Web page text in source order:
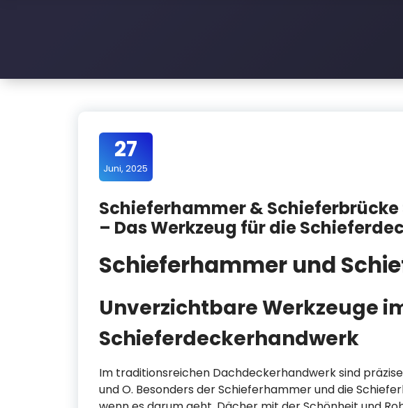
D
27
Juni, 2025
Schieferhammer &
– Das Werkzeug für die
Schieferhammer und
Unverzichtbare Werkzeuge
Schieferdeckerhandwerk
Im traditionsreichen Dachdeckerhandwerk sind
und O. Besonders der Schieferhammer und die